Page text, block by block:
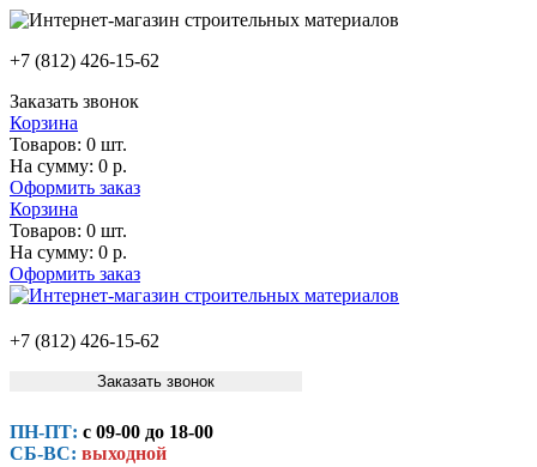
+7 (812) 426-15-62
Заказать звонок
Корзина
Товаров: 0 шт.
На сумму: 0 р.
Оформить заказ
Корзина
Товаров: 0 шт.
На сумму: 0 р.
Оформить заказ
+7 (812) 426-15-62
Заказать звонок
ПН-ПТ: с 09-00 до 18-00
СБ-ВС: выходной